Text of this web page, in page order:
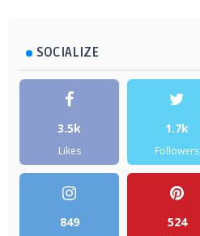
SOCIALIZE
3.5k
Likes
1.7k
Followers
849 524